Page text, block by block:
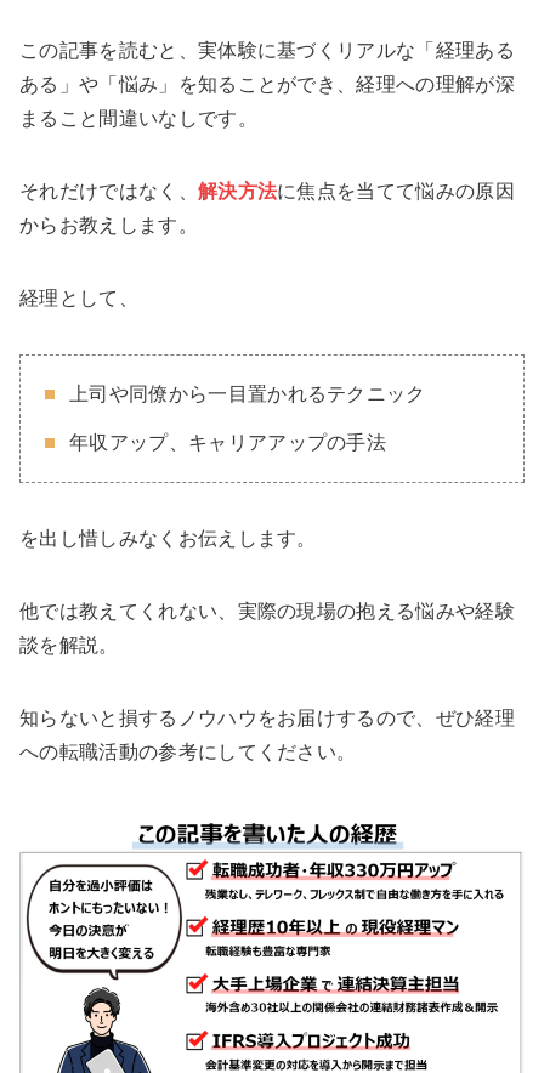
この記事を読むと、実体験に基づくリアルな「経理ある
ある」や「悩み」を知ることができ、経理への理解が深
まること間違いなしです。
それだけではなく、 解決方法に焦点を当てて悩みの原因
からお教えします。
経理として、
上司や同僚から一目置かれるテクニック
年収アップ、キャリアアップの手法
を出し惜しみなくお伝えします。
他では教えてくれない、実際の現場の抱える悩みや経験
談を解説。
知らないと損するノウハウをお届けするので、ぜひ経理
への転職活動の参考にしてください。